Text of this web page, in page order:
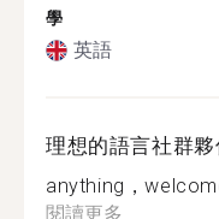
學
英語
理想的語言社群夥
anything，
閱讀更多